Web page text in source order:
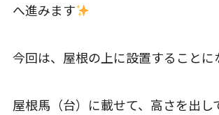
へ進みます
今回は、屋根の上に設置することに
屋根馬（台）に載せて、高さを出し